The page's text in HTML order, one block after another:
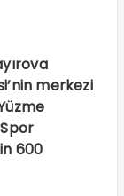
merkezi
600